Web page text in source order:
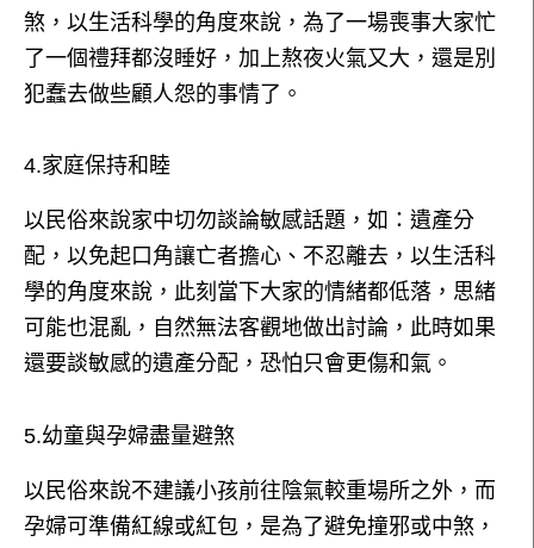
煞，以生活科學的角度來說，為了一場喪事大家忙
了一個禮拜都沒睡好，加上熬夜火氣又大，還是別
犯蠢去做些顧人怨的事情了。
4.家庭保持和睦
以民俗來說家中切勿談論敏感話題，如：遺產分
配，以免起口角讓亡者擔心、不忍離去，以生活科
學的角度來說，此刻當下大家的情緒都低落，思緒
可能也混亂，自然無法客觀地做出討論，此時如果
還要談敏感的遺產分配，恐怕只會更傷和氣。
5.幼童與孕婦盡量避煞
以民俗來說不建議小孩前往陰氣較重場所之外，而
孕婦可準備紅線或紅包，是為了避免撞邪或中煞，